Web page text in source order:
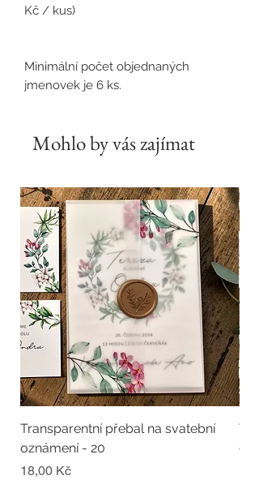
Kč / kus)
Minimální počet objednaných
jmenovek je 6 ks.
Mohlo by vás zajímat
Transparentní přebal na svatební
oznámení - 20
Cena
18,00 Kč